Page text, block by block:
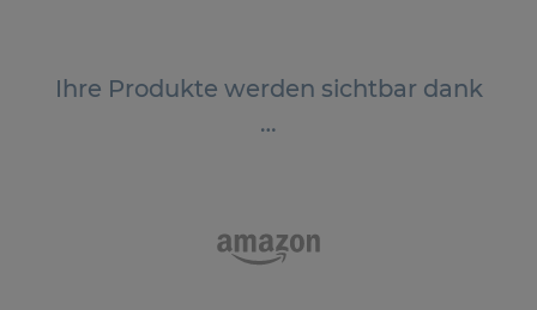
Ihre Produkte werden sichtbar dank
…